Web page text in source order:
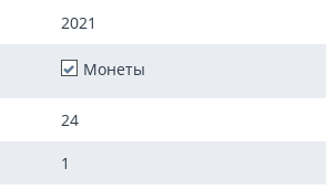
2021
Монеты
24
1